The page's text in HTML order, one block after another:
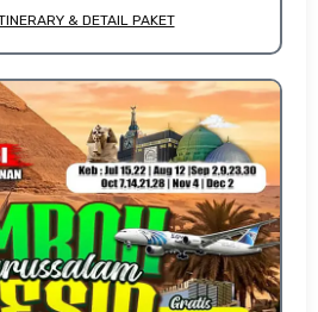
& DETAIL PAKET